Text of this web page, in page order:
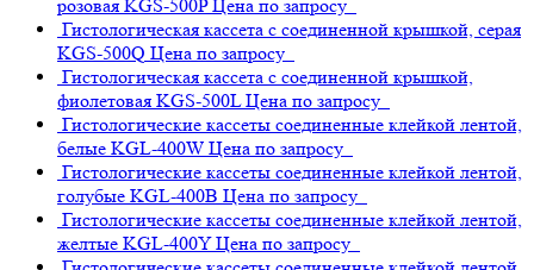
розовая KGS-500P Цена по запросу
Гистологическая кассета с соединенной крышкой, серая
KGS-500Q Цена по запросу
Гистологическая кассета с соединенной крышкой,
фиолетовая KGS-500L Цена по запросу
Гистологические кассеты соединенные клейкой лентой,
белые KGL-400W Цена по запросу
Гистологические кассеты соединенные клейкой лентой,
голубые KGL-400B Цена по запросу
Гистологические кассеты соединенные клейкой лентой,
желтые KGL-400Y Цена по запросу